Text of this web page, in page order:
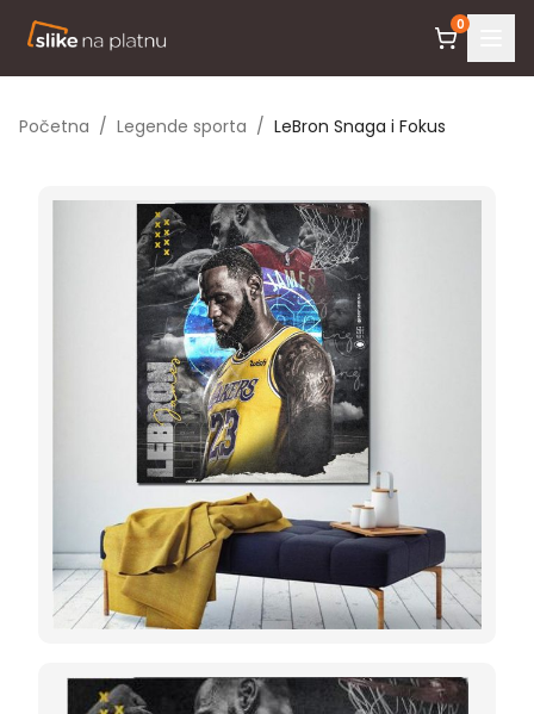
0
Početna / Legende sporta / LeBron Snaga i Fokus